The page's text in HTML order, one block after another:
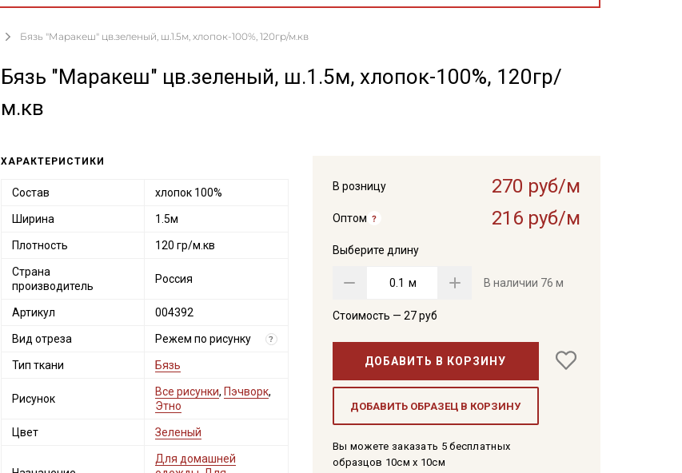
Бязь "Маракеш" цв.зеленый, ш.1.5м, хлопок-100%, 120гр/м.кв
Бязь "Маракеш" цв.зеленый, ш.1.5м, хлопок-100%, 120гр/
м.кв
В розницу 270 руб/м
Оптом 216 руб/м
Выберите длину
м В наличии 76 м
Стоимость — 27руб
ДОБАВИТЬ В КОРЗИНУ
ДОБАВИТЬ ОБРАЗЕЦ В КОРЗИНУ
Вы можете заказать 5 бесплатных
образцов 10см x 10см
ХАРАКТЕРИСТИКИ
Состав хлопок 100%
Ширина 1.5м
Плотность 120 гр/м.кв
Страна
производитель
Россия
Артикул 004392
Вид отреза Режем по рисунку ?
Тип ткани Бязь
Рисунок
Все рисунки, Пэчворк,
Этно
Цвет Зеленый
Для домашней